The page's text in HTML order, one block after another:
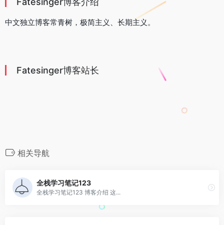
中文独立博客常青树，极简主义、长期主义。
Fatesinger博客站长
相关导航
全栈学习笔记123
全栈学习笔记123 博客介绍 这...